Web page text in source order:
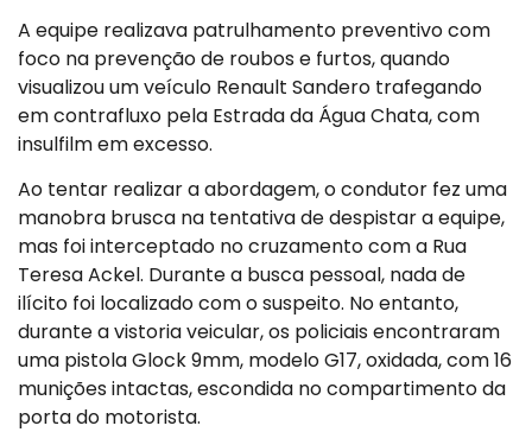
A equipe realizava patrulhamento preventivo com
foco na prevenção de roubos e furtos, quando
visualizou um veículo Renault Sandero trafegando
em contrafluxo pela Estrada da Água Chata, com
insulfilm em excesso.
Ao tentar realizar a abordagem, o condutor fez uma
manobra brusca na tentativa de despistar a equipe,
mas foi interceptado no cruzamento com a Rua
Teresa Ackel. Durante a busca pessoal, nada de
ilícito foi localizado com o suspeito. No entanto,
durante a vistoria veicular, os policiais encontraram
uma pistola Glock 9mm, modelo G17, oxidada, com 16
munições intactas, escondida no compartimento da
porta do motorista.